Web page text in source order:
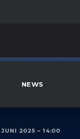
NEWS
JUNI 2025 – 14:00